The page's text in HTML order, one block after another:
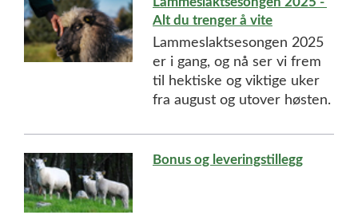
Alt du trenger å vite
Lammeslaktsesongen 2025
er i gang, og nå ser vi frem
til hektiske og viktige uker
fra august og utover høsten.
Bonus og leveringstillegg